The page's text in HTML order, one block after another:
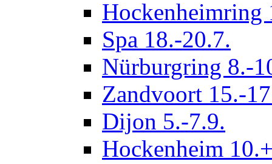
Hockenheimring
Spa 18.-20.7.
Nürburgring 8.-
Zandvoort 15.-
Dijon 5.-7.9.
Hockenheim